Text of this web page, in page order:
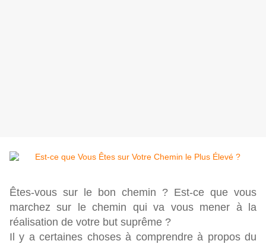
Êtes-vous sur le bon chemin ? Est-ce que vous
marchez sur le chemin qui va vous mener à la
réalisation de votre but suprême ?
Il y a certaines choses à comprendre à propos du